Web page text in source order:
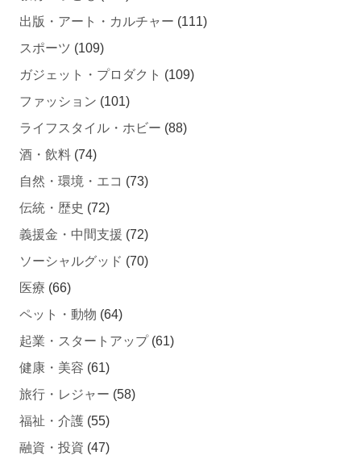
スポーツ (109)
ガジェット・プロダクト
ファッション (101)
ライフスタイル・ホビー
酒・飲料 (74)
自然・環境・エコ
伝統・歴史 (72)
義援金・中間支援
ソーシャルグッド (70)
医療 (66)
ペット・動物
起業・スタートアップ
健康・美容 (61)
旅行・レジャー
福祉・介護(55)
融資・投資 (47)
ゲーム・アニメ